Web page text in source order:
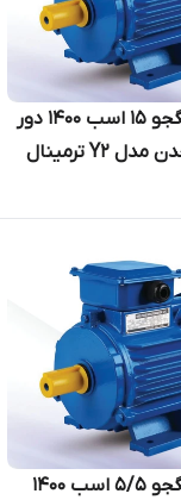
الکتروموتور گوانگجو 15 اسب 1400 دور
سه فاز پوسته چدن مدل Y2 ترمینال
الکتروموتور گوانگجو 5/5 اسب 1400